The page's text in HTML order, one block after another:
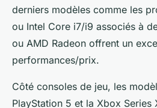
derniers modèles comme les
ou Intel Core i7/i9 associés à
ou AMD Radeon offrent un
performances/prix.
Côté consoles de jeu, les
PlayStation 5 et la Xbox Series